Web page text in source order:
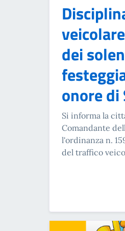
dei
onore di
Si informa la
Comandante
l'ordinanza n.
del traffico